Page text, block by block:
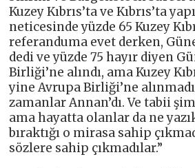
Kuzey Kıbrıs’ta ve Kıbrıs’ta
neticesinde yüzde 65 Kuzey
referanduma evet derken,
dedi ve yüzde 75 hayır diyen
Birliği’ne alındı, ama Kuzey
yine Avrupa Birliği’ne
zamanlar Annan’dı. Ve tabii
ama hayatta olanlar da ne
bıraktığı o mirasa sahip
sözlere sahip çıkmadılar.”